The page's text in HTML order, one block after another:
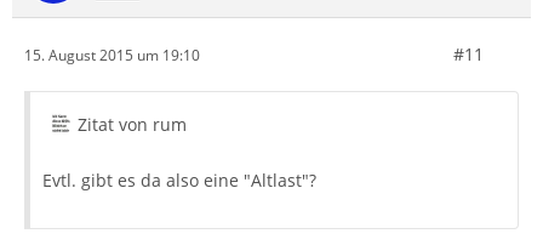
15. August 2015 um 19:10 #11
Zitat von rum
Evtl. gibt es da also eine "Altlast"?